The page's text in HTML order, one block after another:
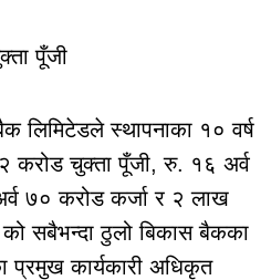
पूँजी
लिमिटेडले स्थापनाका १० वर्ष
करोड चुक्ता पूँजी, रु. १६ अर्व
७० करोड कर्जा र २ लाख
सबैभन्दा ठुलो बिकास बैकका
प्रमुख कार्यकारी अधिकृत